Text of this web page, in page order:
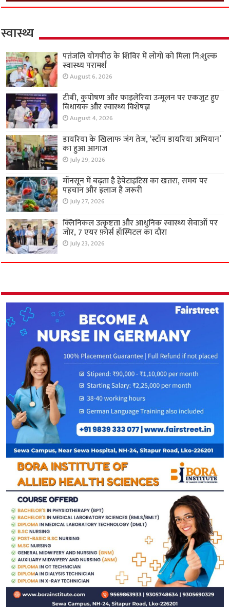
स्वास्थ्य
पतंजलि योगपीठ के शिविर में लोगों को मिला नि:शुल्क
स्वास्थ्य परामर्श
August 6, 2026
टीबी, कुपोषण और फाइलेरिया उन्मूलन पर एकजुट हुए
विधायक और स्वास्थ्य विशेषज्ञ
August 4, 2026
डायरिया के खिलाफ जंग तेज, ‘स्टॉप डायरिया अभियान’
का हुआ आगाज
July 29, 2026
मॉनसून में बढ़ता है हेपेटाइटिस का खतरा, समय पर
पहचान और इलाज है जरूरी
July 27, 2026
क्लिनिकल उत्कृष्टता और आधुनिक स्वास्थ्य सेवाओं पर
जोर, 7 एयर फ़ोर्स हॉस्पिटल का दौरा
July 23, 2026